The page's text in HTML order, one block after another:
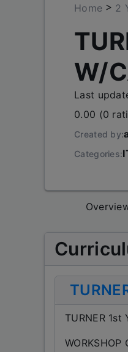
Home > 2
W/
Last
0.00 (0
Created by:
Categories:
TURNER 1st
WORKSHOP